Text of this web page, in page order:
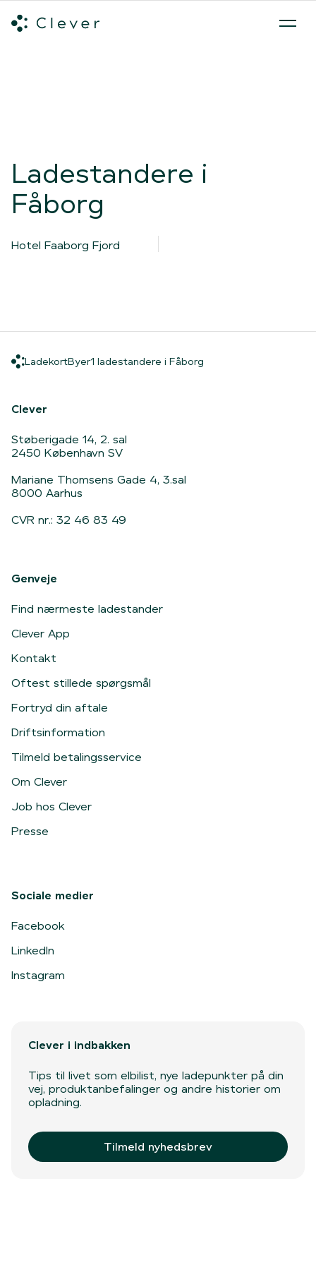
Ladestandere i
Fåborg
Hotel Faaborg Fjord
LadekortLadekort
ByerByer
1 ladestandere i Fåborg
Clever
Støberigade 14, 2. sal
2450 København SV
Mariane Thomsens Gade 4, 3.sal
8000 Aarhus
CVR nr.: 32 46 83 49
Genveje
Find nærmeste ladestander
Clever App
Kontakt
Oftest stillede spørgsmål
Fortryd din aftale
Driftsinformation
Tilmeld betalingsservice
Om Clever
Job hos Clever
Presse
Sociale medier
Facebook
LinkedIn
Instagram
Clever i indbakken
Tips til livet som elbilist, nye ladepunkter på din
vej, produktanbefalinger og andre historier om
opladning.
Tilmeld nyhedsbrev